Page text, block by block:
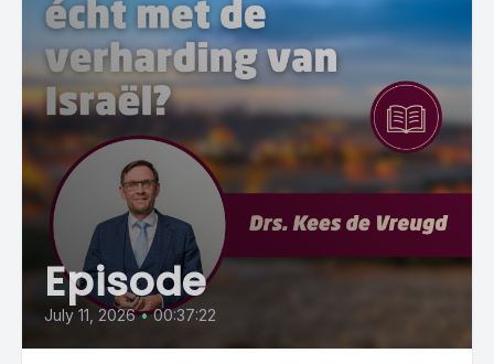
Episode
July 11, 2026 • 00:37:22